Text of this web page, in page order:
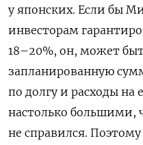
у японских. Если бы
инвесторам
18–20%, он, может
запланированную
по долгу и расходы на
настолько
не справился.